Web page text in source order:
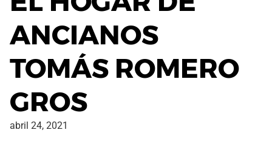
ANCIANOS
TOMÁS ROMERO
GROS
abril 24, 2021